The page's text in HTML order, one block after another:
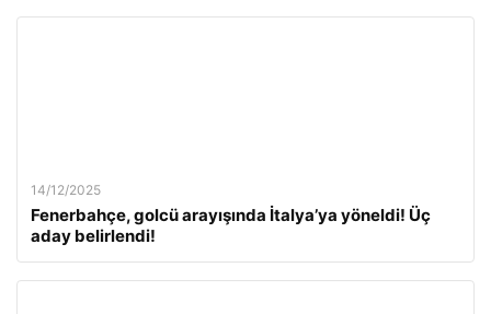
14/12/2025
Fenerbahçe, golcü arayışında İtalya’ya yöneldi! Üç
aday belirlendi!